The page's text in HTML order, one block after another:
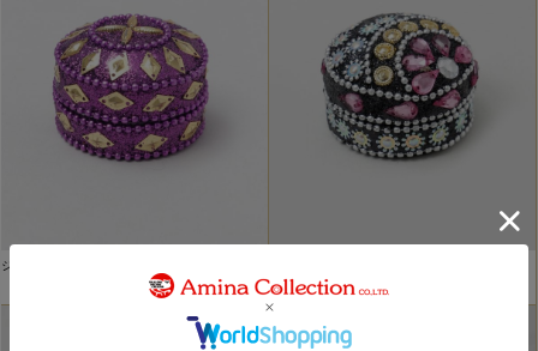
ジャワラビBOX【Sサイズ】
￥330